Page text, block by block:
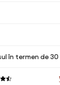
în termen de 30